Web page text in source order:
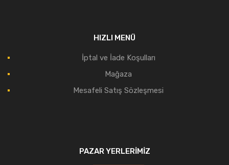
HIZLI MENÜ
İptal ve İade Koşulları
Mağaza
Mesafeli Satış Sözleşmesi
PAZAR YERLERIMIZ